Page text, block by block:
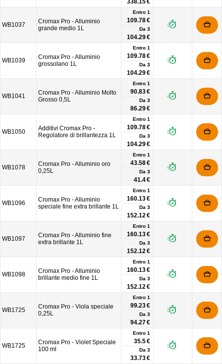
338.15 €
WB1037
Cromax Pro - Alluminio
grande medio 1L
Entro 1
109.78 €
Da 3
104.29 €
WB1039
Cromax Pro - Alluminio
grossolano 1L
Entro 1
109.78 €
Da 3
104.29 €
WB1041
Cromax Pro - Alluminio Molto
Grosso 0,5L
Entro 1
90.83 €
Da 3
86.29 €
WB1050
Additivi Cromax Pro -
Regolatore di brillantezza 1L
Entro 1
109.78 €
Da 3
104.29 €
WB1078
Cromax Pro - Alluminio oro
0,25L
Entro 1
43.58 €
Da 3
41.4 €
WB1096
Cromax Pro - Alluminio
speciale fine extra brillante 1L
Entro 1
160.13 €
Da 3
152.12 €
WB1097
Cromax Pro - Alluminio fine
extra brillante 1L
Entro 1
160.13 €
Da 3
152.12 €
WB1098
Cromax Pro - Alluminio
brillante medio fine 1L
Entro 1
160.13 €
Da 3
152.12 €
WB1725
Cromax Pro - Viola speciale
0,25L
Entro 1
99.23 €
Da 3
94.27 €
WB1725
Cromax Pro - Violet Speciale
100 ml
Entro 1
35.5 €
Da 3
33.73 €